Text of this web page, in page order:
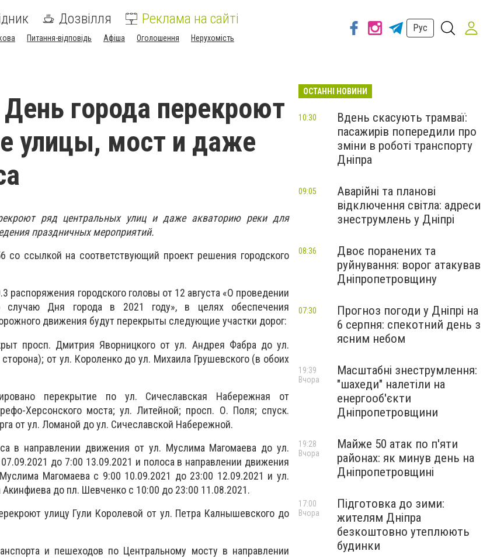
Дозвілля Реклама на сайті
Питання-відповідь Афіша Оголошення Нерухомість
Рус
города перекроют
улицы, мост и даже
ряд центральных улиц и даже акваторию реки для
праздничных мероприятий.
со ссылкой на соответствующий проект решения городского
распоряжения городского головы от 12 августа «О проведении
случаю Дня города в 2021 году», в целях обеспечения
движения будут перекрыты следующие участки дорог:
просп. Дмитрия Яворницкого от ул. Андрея Фабра до ул.
от ул. Короленко до ул. Михаила Грушевского (в обоих
перекрытие по ул. Сичеславская Набережная от
Херсонского моста; ул. Литейной; просп. О. Поля; спуск.
от ул. Ломаной до ул. Сичеславской Набережной.
в направлении движения от ул. Муслима Магомаева до ул.
до 7:00 13.09.2021 и полоса в направлении движения
Магомаева с 9:00 10.09.2021 до 23:00 12.09.2021 и ул.
до пл. Шевченко с 10:00 до 23:00 11.08.2021.
улицу Гули Королевой от ул. Петра Калнышевского до
и пешеходов по Центральному мосту в направлении
ОСТАННІ НОВИНИ
Вдень скасують трамваї:
пасажирів попередили про
зміни в роботі транспорту
Дніпра
10:30
Аварійні та планові
відключення світла: адреси
знеструмлень у Дніпрі
09:05
Двоє поранених та
руйнування: ворог атакував
Дніпропетровщину
08:36
Прогноз погоди у Дніпрі на
6 серпня: спекотний день з
ясним небом
07:30
Масштабні знеструмлення:
"шахеди" налетіли на
енергооб'єкти
Дніпропетровщини
19:39
Вчора
Майже 50 атак по п'яти
районах: як минув день на
Дніпропетровщині
19:28
Вчора
Підготовка до зими:
жителям Дніпра
безкоштовно утеплюють
будинки
17:00
Вчора